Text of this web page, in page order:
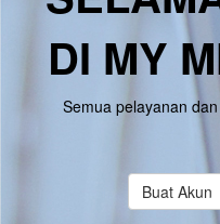
DI MY
Semua pelayanan
Buat Akun